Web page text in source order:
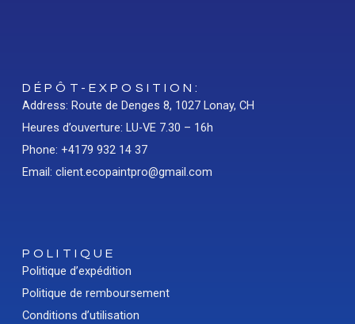
DÉPÔT-EXPOSITION:
Address: Route de Denges 8, 1027 Lonay, CH
Heures d’ouverture: LU-VE 7.30 – 16h
Phone: +4179 932 14 37
Email: client.ecopaintpro@gmail.com
POLITIQUE
Politique d’expédition
Politique de remboursement
Conditions d’utilisation